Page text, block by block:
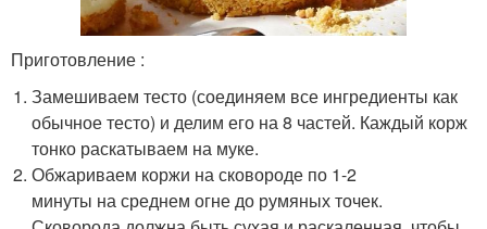
Приготовление :
Замешиваем тесто (соединяем все ингредиенты как
обычное тесто) и делим его на 8 частей. Каждый корж
тонко раскатываем на муке.
Обжариваем коржи на сковороде по 1-2
минуты на среднем огне до румяных точек.